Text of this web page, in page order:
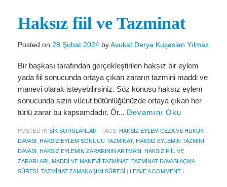
İcra Ve İflas Hukuku
Gayrimenkul hukuku
Ticaret Hukuku
İdare ve Vergi Hukuku
Basında Derya Kuşaslan
İhbar Tazminatı Hesaplama
Kıdem Tazminatı Hesaplama
Haksız fiil ve Tazminat
Posted on 28 Şubat 2024 byAvukat Derya Kuşaslan Yılmaz
Bir başkası tarafından gerçekleştirilen haksız bir eylem
yada fiil sonucunda ortaya çıkan zararın tazmini maddi ve
manevi olarak isteyebilirsiniz. Söz konusu haksız eylem
sonucunda sizin vücut bütünlüğünüzde ortaya çıkan her
türlü zarar bu kapsamdadır. Ör... Devamını Oku
POSTED IN SIK SORULANLAR | TAGS: HAKSIZ EYLEM CEZA VE HUKUK
DAVASI HAKSIZ EYLEM SONUCU TAZMINAT, HAKSIZ EYLEMIN TAZMINI
DAVASI HAKSIZ EYLEMIN ZARARININ ARTMASI HAKSIZ FIIL VE
ZARARLARI MADDI VE MANEVI TAZMINAT, TAZMINAT DAVASI AÇMA
SÜRESI TAZMINAT ZAMANAŞIMI SÜRESI | LEAVE A COMMENT |